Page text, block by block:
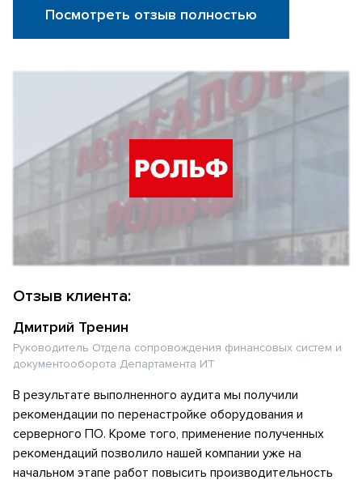
Посмотреть отзыв полностью
Отзыв клиента:
Дмитрий Тренин
Руководитель Отдела сопровождения финансовых систем и
документооборота Департамента ИТ
В результате выполненного аудита мы получили
рекомендации по перенастройке оборудования и
серверного ПО. Кроме того, применение полученных
рекомендаций позволило нашей компании уже на
начальном этапе работ повысить производительность